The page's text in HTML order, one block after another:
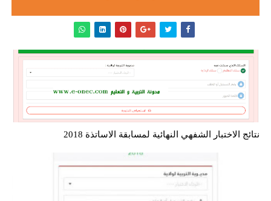
نتائج الاختبار الشفهي النهائية لمسابقة الاساتذة 2018